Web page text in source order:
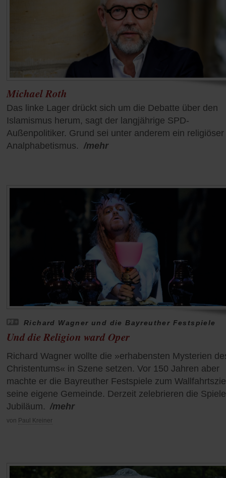
Michael Roth
Das linke Lager drückt sich um die Debatte über den
Islamismus herum, sagt der langjährige SPD-
Außenpolitiker. Grund sei unter anderem ein religiöser
Analphabetismus. /mehr
Richard Wagner und die Bayreuther Festspiele
Und die Religion ward Oper
Richard Wagner wollte die »erhabensten Mysterien
Christentums« in Szene setzen. Vor 150 Jahren aber
machte er die Bayreuther Festspiele zum
seine eigene Gemeinde. Derzeit zelebrieren die
Jubiläum. /mehr
von Paul Kreiner